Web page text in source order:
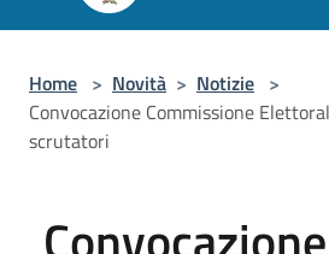
Home > Novità > Notizie >
Convocazione Commissione
scrutatori